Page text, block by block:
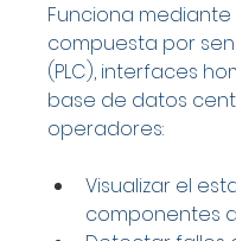
Funciona
compuesta por
(PLC), interfaces
base de datos
operadores:
Visualizar el
componentes